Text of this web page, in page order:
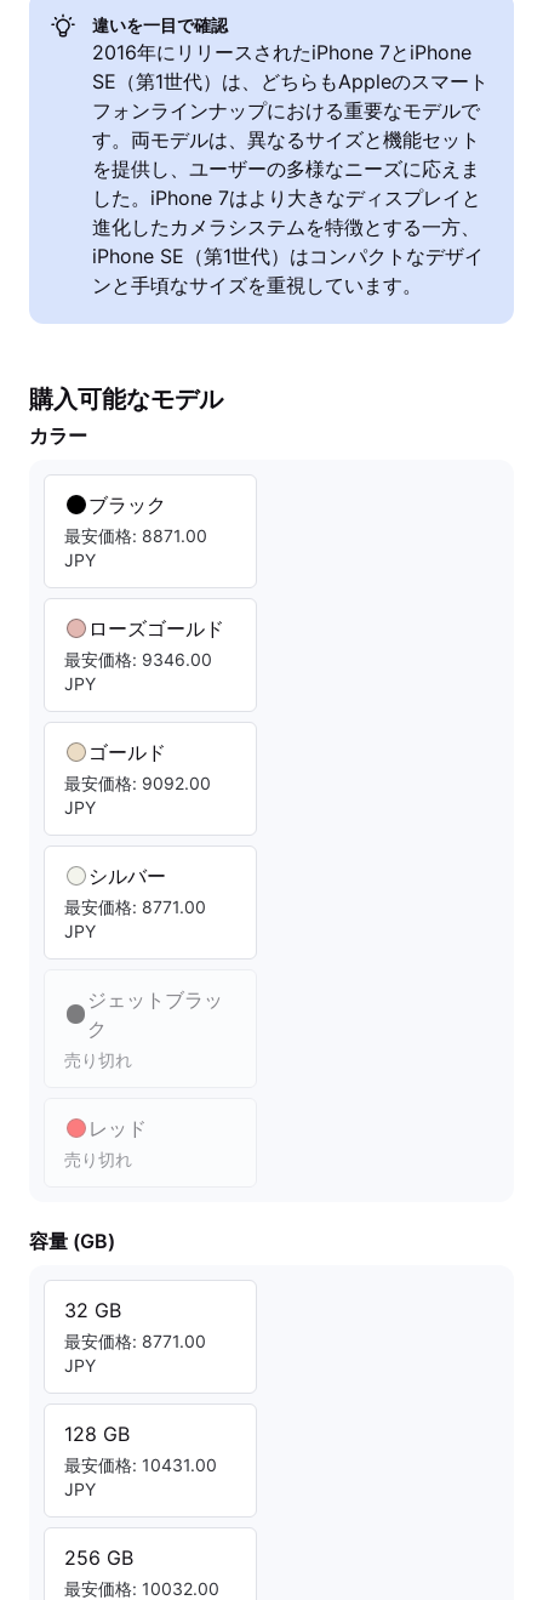
違いを一目で確認
2016年にリリースされたiPhone 7とiPhone
SE（第1世代）は、どちらもAppleのスマート
フォンラインナップにおける重要なモデルで
す。両モデルは、異なるサイズと機能セット
を提供し、ユーザーの多様なニーズに応えま
した。iPhone 7はより大きなディスプレイと
進化したカメラシステムを特徴とする一方、
iPhone SE（第1世代）はコンパクトなデザイ
ンと手頃なサイズを重視しています。
購入可能なモデル
カラー
ブラック
最安価格: 8871.00
JPY
ローズゴールド
最安価格: 9346.00
JPY
ゴールド
最安価格: 9092.00
JPY
シルバー
最安価格: 8771.00
JPY
ジェットブラッ
ク
売り切れ
レッド
売り切れ
容量 (GB)
32 GB
最安価格: 8771.00
JPY
128 GB
最安価格: 10431.00
JPY
256 GB
最安価格: 10032.00